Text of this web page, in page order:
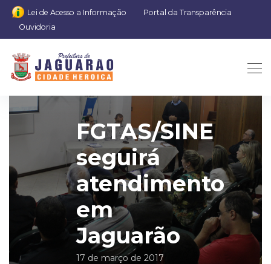
Lei de Acesso a Informação
Portal da Transparência
Ouvidoria
FGTAS/SINE
seguirá
atendimento
em
Jaguarão
17 de março de 2017